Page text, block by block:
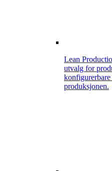
Lean
utvalg for
produksjonen.